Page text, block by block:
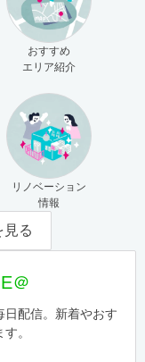
おすすめ
エリア紹介
リノベーション
情報
る
＠
日配信。新着やおす
。